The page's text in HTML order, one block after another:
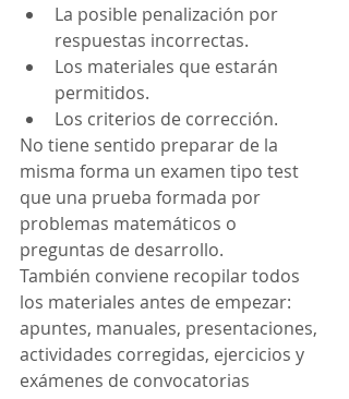
La posible penalización por
respuestas incorrectas.
Los materiales que estarán
permitidos.
Los criterios de corrección.
No tiene sentido preparar de la
misma forma un examen tipo test
que una prueba formada por
problemas matemáticos o
preguntas de desarrollo.
También conviene recopilar todos
los materiales antes de empezar:
apuntes, manuales, presentaciones,
actividades corregidas, ejercicios y
exámenes de convocatorias